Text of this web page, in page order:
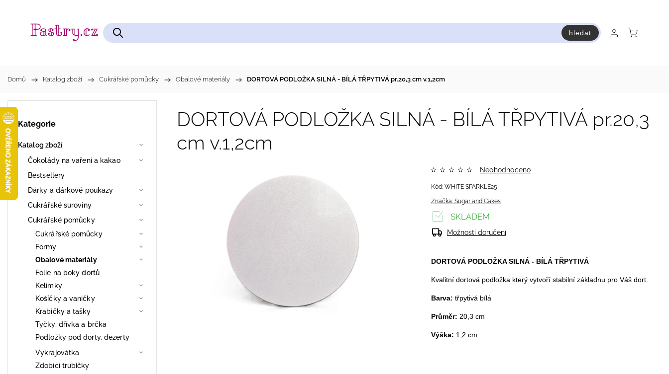
hledat
Domů / Katalog zboží / Cukrářské pomůcky / Obalové materiály / DORTOVÁ PODLOŽKA SILNÁ - BÍLÁ TŘPYTIVÁ pr.20,3 cm v.1,2cm
Kategorie
Katalog zboží
Čokolády na vaření a kakao
Bestsellery
Dárky a dárkové poukazy
Cukrářské suroviny
Cukrářské pomůcky
Cukrářské pomůcky
Formy
Obalové materiály
Folie na boky dortů
Kelímky
Košíčky a vaničky
Krabičky a tašky
Tyčky, dřívka a brčka
Podložky pod dorty, dezerty
Vykrajovátka
Zdobící trubičky
DORTOVÁ PODLOŽKA SILNÁ - BÍLÁ TŘPYTIVÁ pr.20,3
cm v.1,2cm
Značka: Sugar and Cakes
Neohodnoceno
Kód: WHITE SPARKLE25
DORTOVÁ PODLOŽKA SILNÁ - BÍLÁ TŘPYTIVÁ
Kvalitní dortová podložka který vytvoří stabilní základnu pro Váš dort.
Barva: třpytivá bílá
Průměr: 20,3 cm
Výška: 1,2 cm
SKLADEM
Možnosti doručení